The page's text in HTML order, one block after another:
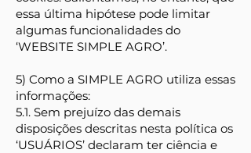
essa última hipótese pode limitar
algumas funcionalidades do
‘WEBSITE SIMPLE AGRO’.
5) Como a SIMPLE AGRO utiliza essas
informações:
5.1. Sem prejuízo das demais
disposições descritas nesta política os
‘USUÁRIOS’ declaram ter ciência e